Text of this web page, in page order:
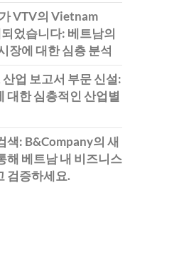
VTV의 Vietnam
었습니다: 베트남의
장에 대한 심층 분석
업 보고서 부문 신설:
대한 심층적인 산업별
색: B&Company의 새
해 베트남 내 비즈니스
검증하세요.